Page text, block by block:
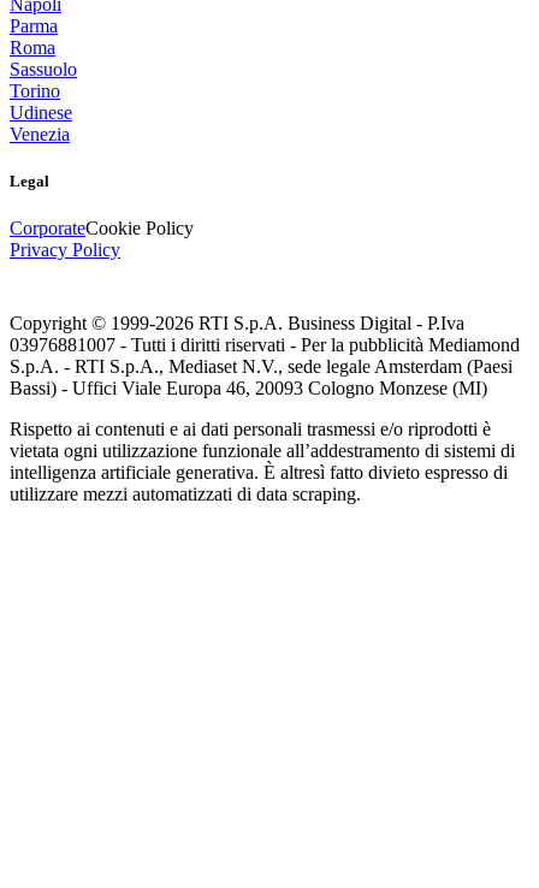
Parma
Roma
Sassuolo
Torino
Udinese
Venezia
Legal
CorporateCookie Policy
Privacy Policy
Copyright © 1999-2026 RTI S.p.A. Business Digital - P.Iva
03976881007 - Tutti i diritti riservati - Per la pubblicità Mediamond
S.p.A. - RTI S.p.A., Mediaset N.V., sede legale Amsterdam (Paesi
Bassi) - Uffici Viale Europa 46, 20093 Cologno Monzese (MI)
Rispetto ai contenuti e ai dati personali trasmessi e/o riprodotti è
vietata ogni utilizzazione funzionale all’addestramento di sistemi di
intelligenza artificiale generativa. È altresì fatto divieto espresso di
utilizzare mezzi automatizzati di data scraping.